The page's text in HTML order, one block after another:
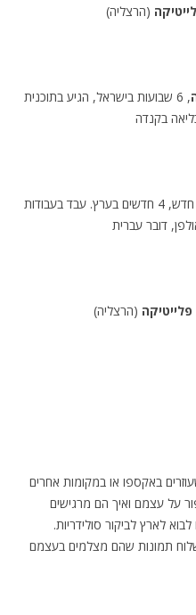
(הרצליה)
, 6 שבועות בישראל, הגיע בתוכנית
בקנדה
, שוויץ, עולה חדש, 4 חדשים בערץ. עבד בעבודות
דובר עברית
פלייטיקה (הרצליה)
באקספו או במקומות אחרים
על עצמם ואיך הם מרגישים
לארץ לביקור סולידריות.
תמונות שהם מצלמים בעצמם